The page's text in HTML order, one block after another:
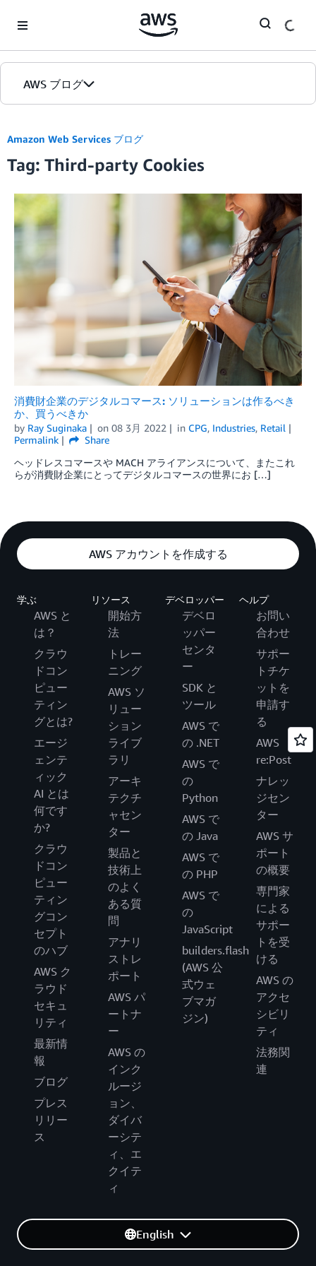
AWS ブログ
カテゴリ
エディション
Amazon Web Services ブログ
Tag: Third-party Cookies
消費財企業のデジタルコマース: ソリューションは作るべき
か、買うべきか
by Ray Suginaka on 08 3月 2022 in CPG, Industries, Retail
Permalink
Share
ヘッドレスコマースや MACH アライアンスについて、またこれ
らが消費財企業にとってデジタルコマースの世界にお […]
AWS アカウントを作成する
学ぶ
AWS と
は？
クラウ
ドコン
ピュー
ティン
グとは?
エージ
ェンテ
ィック
AI とは
何です
か?
クラウ
ドコン
ピュー
ティン
グコン
セプト
のハブ
AWS ク
ラウド
セキュ
リティ
最新情
報
ブログ
プレス
リリー
ス
リソース
開始方
法
トレー
ニング
AWS ソ
リュー
ション
ライブ
ラリ
アーキ
テクチ
ャセン
ター
製品と
技術上
のよく
ある質
問
アナリ
ストレ
ポート
AWS パ
ートナ
ー
AWS の
インク
ルージ
ョン、
ダイバ
ーシテ
ィ、エ
クイテ
ィ
デベロッパー
デベロ
ッパー
センタ
ー
SDK と
ツール
AWS で
の .NET
AWS で
の
Python
AWS で
の Java
AWS で
の PHP
AWS で
の
JavaScript
builders.flash
(AWS 公
式ウェ
ブマガ
ジン)
ヘルプ
お問い
合わせ
サポー
トチケ
ットを
申請す
る
AWS
re:Post
ナレッ
ジセン
ター
AWS サ
ポート
の概要
専門家
による
サポー
トを受
ける
AWS の
アクセ
シビリ
ティ
法務関
連
English